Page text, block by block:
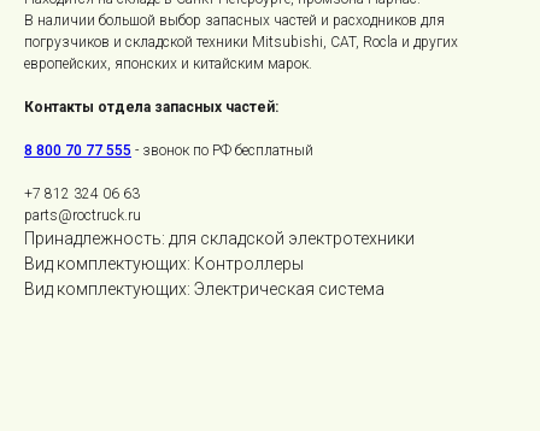
В наличии большой выбор запасных частей и расходников для
погрузчиков и складской техники Mitsubishi, CAT, Rocla и других
европейских, японских и китайским марок.
Контакты отдела запасных частей:
8 800 70 77 555 - звонок по РФ бесплатный
+7 812 324 06 63
parts@roctruck.ru
Принадлежность: для складской электротехники
Вид комплектующих: Контроллеры
Вид комплектующих: Электрическая система